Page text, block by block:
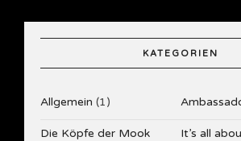
KATEGORIEN
Allgemein (1)
Die Köpfe der Mook
It’s all